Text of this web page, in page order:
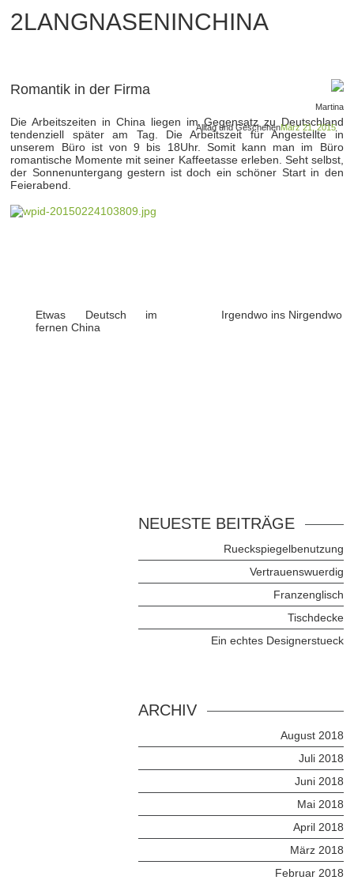
2LANGNASENINCHINA
Romantik in der Firma
Martina
März 21, 2015
Alltag und Geschehen
Die Arbeitszeiten in China liegen im Gegensatz zu Deutschland
tendenziell später am Tag. Die Arbeitszeit für Angestellte in
unserem Büro ist von 9 bis 18Uhr. Somit kann man im Büro
romantische Momente mit seiner Kaffeetasse erleben. Seht selbst,
der Sonnenuntergang gestern ist doch ein schöner Start in den
Feierabend.
Etwas Deutsch im
fernen China
Irgendwo ins Nirgendwo
NEUESTE BEITRÄGE
Rueckspiegelbenutzung
Vertrauenswuerdig
Franzenglisch
Tischdecke
Ein echtes Designerstueck
ARCHIV
August 2018
Juli 2018
Juni 2018
Mai 2018
April 2018
März 2018
Februar 2018